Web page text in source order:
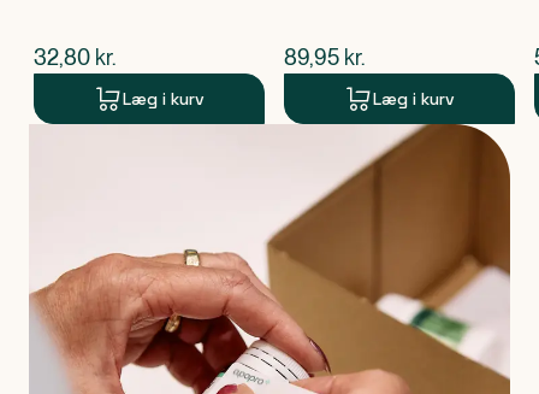
$nuværende pris
32,80 kr.
Læg i kurv
$nuværende pris
89,95 kr.
Læg i kurv